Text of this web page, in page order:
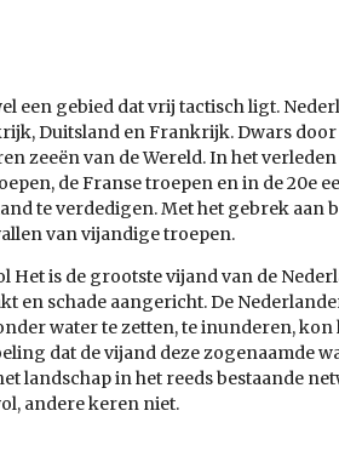
een gebied dat vrij tactisch ligt.
Duitsland en Frankrijk. Dwars
zeeën van de Wereld. In het
de Franse troepen en in de 20e
te verdedigen. Met het gebrek
van vijandige troepen.
Het is de grootste vijand van de
en schade aangericht. De
water te zetten, te inunderen,
dat de vijand deze zogenaamde
landschap in het reeds bestaande
andere keren niet.